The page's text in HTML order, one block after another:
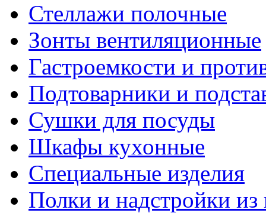
Стеллажи полочные
Зонты вентиляционные
Гастроемкости и
Подтоварники и
Сушки для посуды
Шкафы кухонные
Специальные изделия
Полки и надстройки из